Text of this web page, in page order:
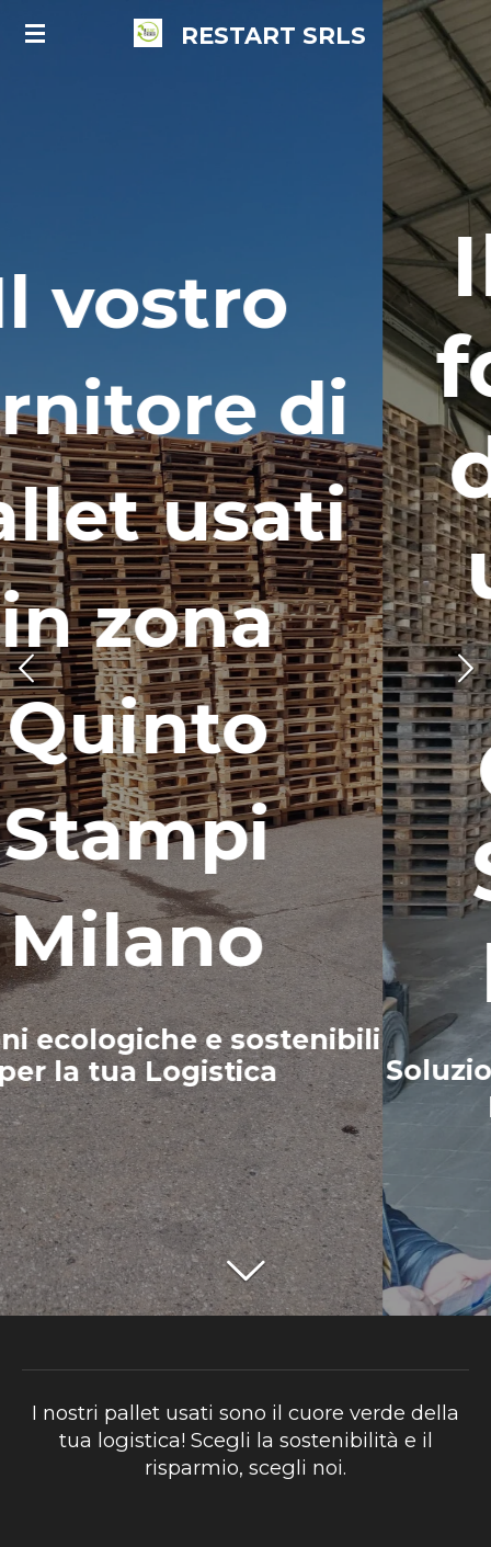
Vai
RESTART SRLS
Il vostro
fornitore
di pallet
usatiin
zona
Quinto
Stampi
Milano
Soluzioni ecologiche e sostenibili
per la tua Logistica
I nostri pallet usati sono il cuore verde della
tua logistica! Scegli la sostenibilità e il
risparmio, scegli noi.